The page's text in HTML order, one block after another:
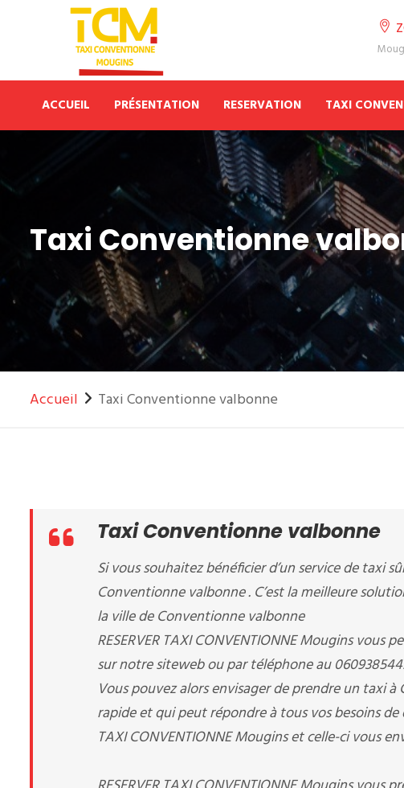
ACCUEIL PRÉSENTATION RESERVATION TAXI
Taxi Conventionne
Accueil Taxi Conventionne valbonne
Taxi Conventionne valbonne
Si vous souhaitez bénéficier d’un service de taxi
Conventionne valbonne . C’est la meilleure
la ville de Conventionne valbonne
RESERVER TAXI CONVENTIONNE Mougins
sur notre siteweb ou par téléphone au
Vous pouvez alors envisager de prendre un taxi
rapide et qui peut répondre à tous vos besoins de
TAXI CONVENTIONNE Mougins et celle-ci vous